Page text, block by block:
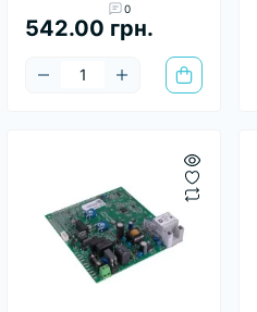
0
542.00 грн.